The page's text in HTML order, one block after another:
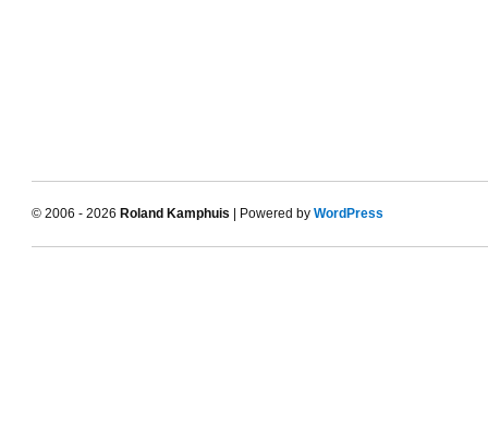
© 2006 - 2026 Roland Kamphuis | Powered by WordPress